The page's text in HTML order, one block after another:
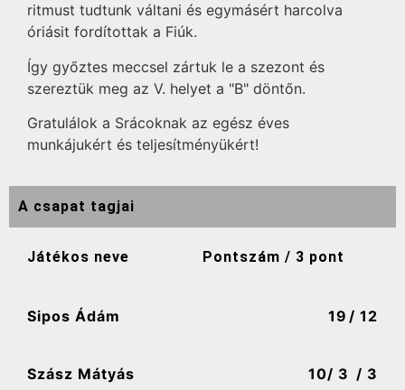
ritmust tudtunk váltani és egymásért harcolva
óriásit fordítottak a Fiúk.
Így győztes meccsel zártuk le a szezont és
szereztük meg az V. helyet a "B" döntőn.
Gratulálok a Srácoknak az egész éves
munkájukért és teljesítményükért!
A csapat tagjai
Játékos neve Pontszám / 3 pont
Sipos Ádám 19 / 12
Szász Mátyás 10/ 3 / 3